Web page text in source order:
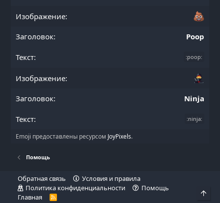
Poop
:poop:
Ninja
:ninja:
Emoji предоставлены ресурсом JoyPixels.
Помощь
Обратная связь
Условия и правила
Политика конфиденциальности
Помощь
Главная
R